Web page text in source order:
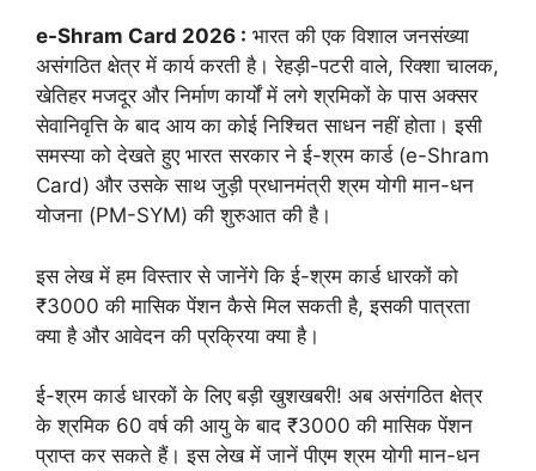
e-Shram Card 2026 : भारत की एक विशाल जनसंख्या
असंगठित क्षेत्र में कार्य करती है। रेहड़ी-पटरी वाले, रिक्शा चालक,
खेतिहर मजदूर और निर्माण कार्यों में लगे श्रमिकों के पास अक्सर
सेवानिवृत्ति के बाद आय का कोई निश्चित साधन नहीं होता। इसी
समस्या को देखते हुए भारत सरकार ने ई-श्रम कार्ड (e-Shram
Card) और उसके साथ जुड़ी प्रधानमंत्री श्रम योगी मान-धन
योजना (PM-SYM) की शुरुआत की है।
इस लेख में हम विस्तार से जानेंगे कि ई-श्रम कार्ड धारकों को
₹3000 की मासिक पेंशन कैसे मिल सकती है, इसकी पात्रता
क्या है और आवेदन की प्रक्रिया क्या है।
ई-श्रम कार्ड धारकों के लिए बड़ी खुशखबरी! अब असंगठित क्षेत्र
के श्रमिक 60 वर्ष की आयु के बाद ₹3000 की मासिक पेंशन
प्राप्त कर सकते हैं। इस लेख में जानें पीएम श्रम योगी मान-धन